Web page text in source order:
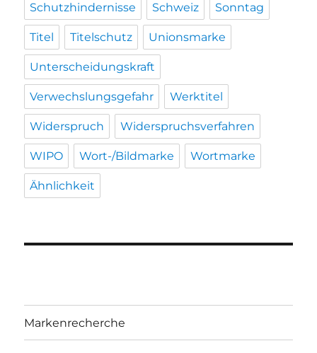
Schutzhindernisse Schweiz Sonntag
Titel Titelschutz Unionsmarke
Unterscheidungskraft
Verwechslungsgefahr Werktitel
Widerspruch Widerspruchsverfahren
WIPO Wort-/Bildmarke Wortmarke
Ähnlichkeit
Markenrecherche